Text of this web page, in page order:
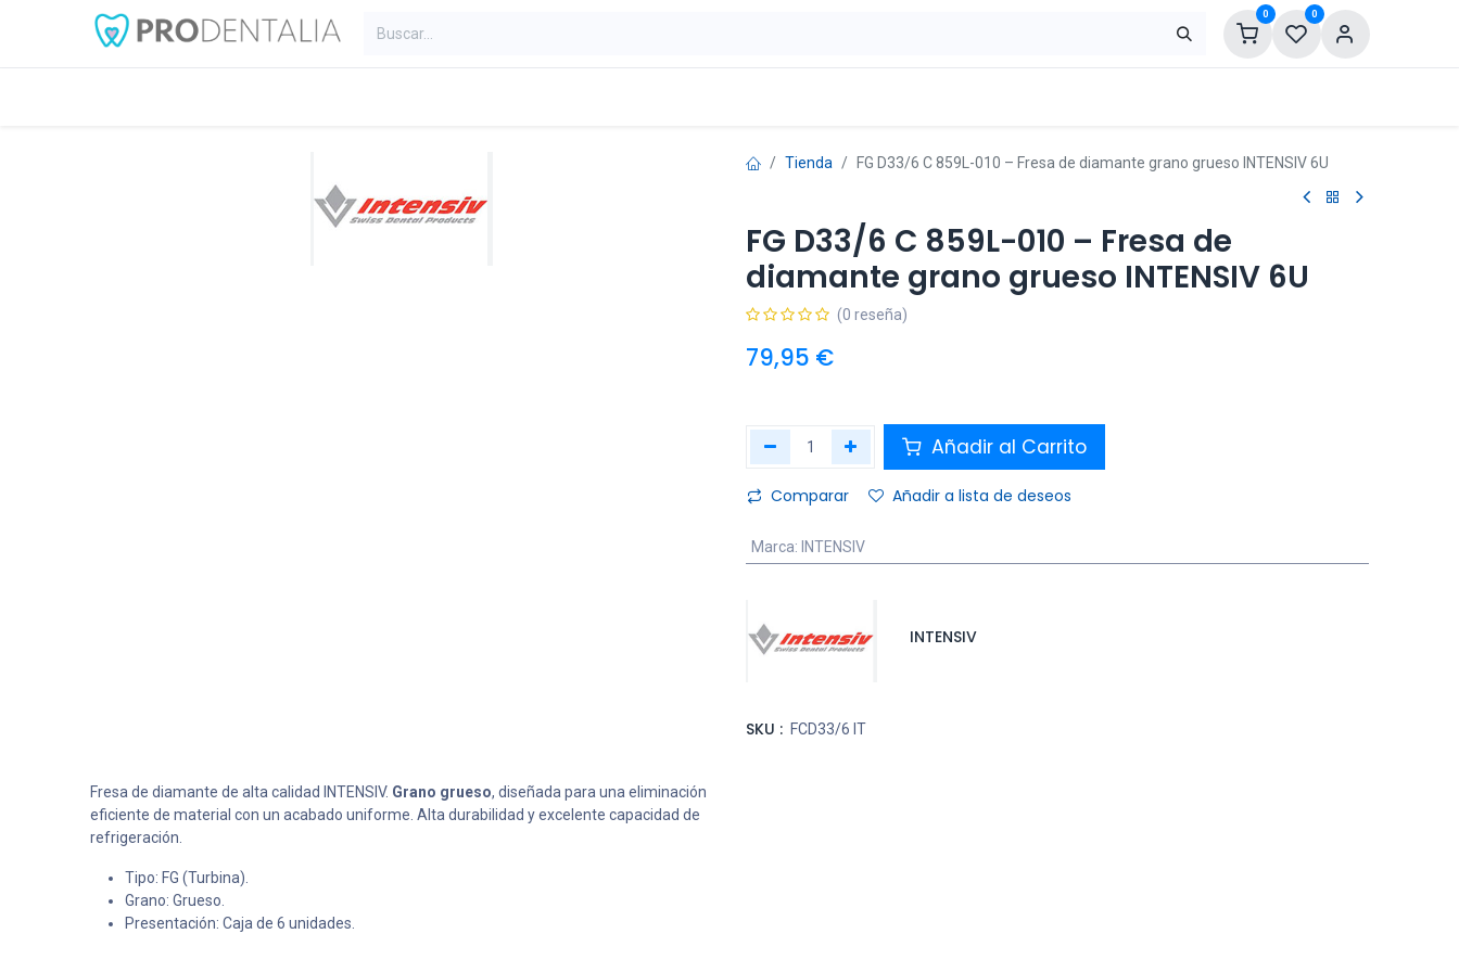
0 0
Fresa de diamante de alta calidad INTENSIV. Grano grueso, diseñada para una eliminación
eficiente de material con un acabado uniforme. Alta durabilidad y excelente capacidad de
refrigeración.
Tipo: FG (Turbina).
Grano: Grueso.
Presentación: Caja de 6 unidades.
Tienda FG D33/6 C 859L-010 – Fresa de diamante grano grueso INTENSIV 6U
FG D33/6 C 859L-010 – Fresa de
diamante grano grueso INTENSIV 6U
(0 reseña)
79,95 €
Añadir al Carrito
Comparar Añadir a lista de deseos
Marca: INTENSIV
INTENSIV
SKU : FCD33/6 IT